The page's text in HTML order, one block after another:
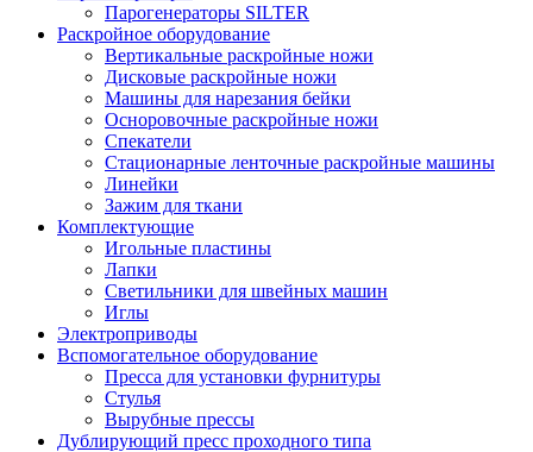
Парогенераторы SILTER
Раскройное оборудование
Вертикальные раскройные ножи
Дисковые раскройные ножи
Машины для нарезания бейки
Осноровочные раскройные ножи
Спекатели
Стационарные ленточные раскройные машины
Линейки
Зажим для ткани
Комплектующие
Игольные пластины
Лапки
Светильники для швейных машин
Иглы
Электроприводы
Вспомогательное оборудование
Пресса для установки фурнитуры
Стулья
Вырубные прессы
Дублирующий пресс проходного типа